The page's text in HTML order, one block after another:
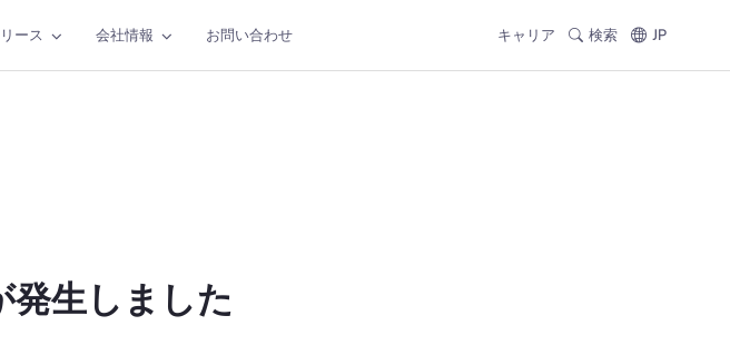
ース 会社情報 お問い合わせ キャリア 検索 JP
発生しました